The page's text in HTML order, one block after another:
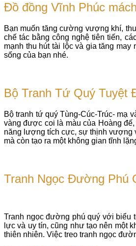
Đồ đồng Vĩnh Phúc
Bạn muốn tăng cường vượng khí,
chế tác bằng công nghệ tiên tiến,
mạnh thu hút tài lộc và gia tăng
sống của bạn nhé.
Bộ Tranh Tứ Quý Tuyệt
Bộ tranh tứ quý Tùng-Cúc-Trúc- mạ
vàng được coi là màu của Hoàng
năng lượng tích cực, sự thịnh vượng
mà còn tạo ra một không gian tĩnh
Tranh Ngọc Đường Phú
Tranh ngọc đường phú quý với biểu
lực và uy tín, cũng như tạo nên một
thiên nhiên. Việc treo tranh ngọc